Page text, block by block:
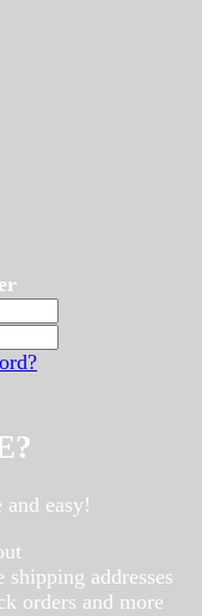
easy!
shipping addresses
orders and more